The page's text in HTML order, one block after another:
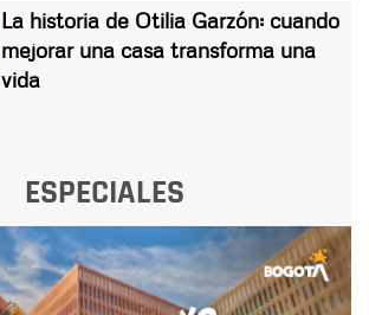
La historia de Otilia Garzón: cuando
mejorar una casa transforma una
vida
ESPECIALES